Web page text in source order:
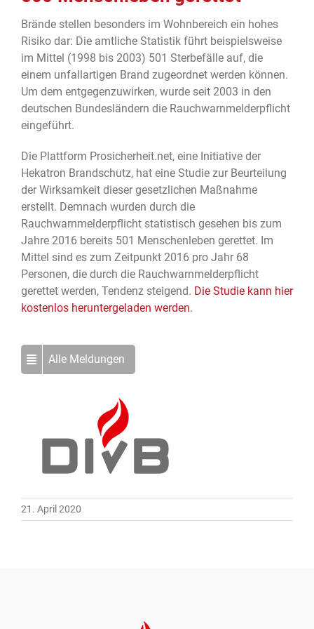
Brände stellen besonders im Wohnbereich ein hohes
Risiko dar: Die amtliche Statistik führt beispielsweise
im Mittel (1998 bis 2003) 501 Sterbefälle auf, die
einem unfallartigen Brand zugeordnet werden können.
Um dem entgegenzuwirken, wurde seit 2003 in den
deutschen Bundesländern die Rauchwarnmelderpflicht
eingeführt.
Die Plattform Prosicherheit.net, eine Initiative der
Hekatron Brandschutz, hat eine Studie zur Beurteilung
der Wirksamkeit dieser gesetzlichen Maßnahme
erstellt. Demnach wurden durch die
Rauchwarnmelderpflicht statistisch gesehen bis zum
Jahre 2016 bereits 501 Menschenleben gerettet. Im
Mittel sind es zum Zeitpunkt 2016 pro Jahr 68
Personen, die durch die Rauchwarnmelderpflicht
gerettet werden, Tendenz steigend. Die Studie kann hier
kostenlos heruntergeladen werden.
Alle Meldungen
21. April 2020